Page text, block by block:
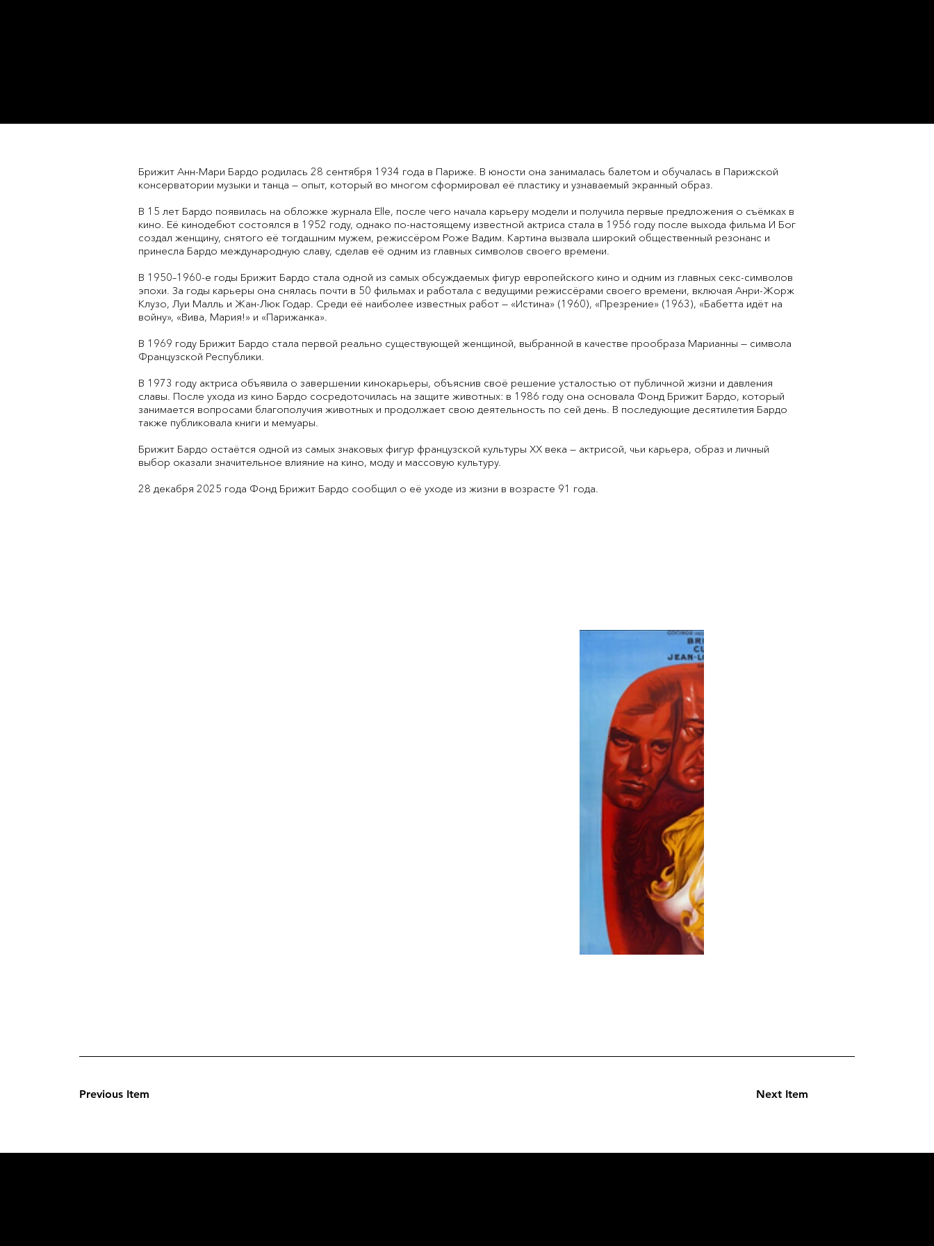
Брижит Анн-Мари Бардо родилась 28 сентября 1934 года в Париже. В юности она занималась балетом и обучалась в Парижской
консерватории музыки и танца — опыт, который во многом сформировал её пластику и узнаваемый экранный образ.
В 15 лет Бардо появилась на обложке журнала Elle, после чего начала карьеру модели и получила первые предложения о съёмках в
кино. Её кинодебют состоялся в 1952 году, однако по-настоящему известной актриса стала в 1956 году после выхода фильма И Бог
создал женщину, снятого её тогдашним мужем, режиссёром Роже Вадим. Картина вызвала широкий общественный резонанс и
принесла Бардо международную славу, сделав её одним из главных символов своего времени.
В 1950–1960-е годы Брижит Бардо стала одной из самых обсуждаемых фигур европейского кино и одним из главных секс-символов
эпохи. За годы карьеры она снялась почти в 50 фильмах и работала с ведущими режиссёрами своего времени, включая Анри-Жорж
Клузо, Луи Малль и Жан-Люк Годар. Среди её наиболее известных работ — «Истина» (1960), «Презрение» (1963), «Бабетта идёт на
войну», «Вива, Мария!» и «Парижанка».
В 1969 году Брижит Бардо стала первой реально существующей женщиной, выбранной в качестве прообраза Марианны — символа
Французской Республики.
В 1973 году актриса объявила о завершении кинокарьеры, объяснив своё решение усталостью от публичной жизни и давления
славы. После ухода из кино Бардо сосредоточилась на защите животных: в 1986 году она основала Фонд Брижит Бардо, который
занимается вопросами благополучия животных и продолжает свою деятельность по сей день. В последующие десятилетия Бардо
также публиковала книги и мемуары.
Брижит Бардо остаётся одной из самых знаковых фигур французской культуры XX века — актрисой, чьи карьера, образ и личный
выбор оказали значительное влияние на кино, моду и массовую культуру.
28 декабря 2025 года Фонд Брижит Бардо сообщил о её уходе из жизни в возрасте 91 года.
Next Item
Previous Item